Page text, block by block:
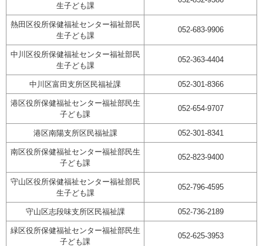
生子ども課
熱田区役所保健福祉センター福祉部民
生子ども課
052-683-9906
中川区役所保健福祉センター福祉部民
生子ども課
052-363-4404
中川区富田支所区民福祉課 052-301-8366
港区役所保健福祉センター福祉部民生
子ども課
052-654-9707
港区南陽支所区民福祉課 052-301-8341
南区役所保健福祉センター福祉部民生
子ども課
052-823-9400
守山区役所保健福祉センター福祉部民
生子ども課
052-796-4595
守山区志段味支所区民福祉課 052-736-2189
緑区役所保健福祉センター福祉部民生
子ども課
052-625-3953